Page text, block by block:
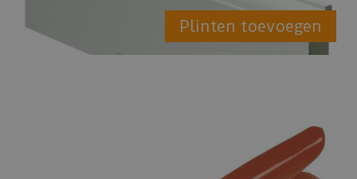
Plinten toevoegen